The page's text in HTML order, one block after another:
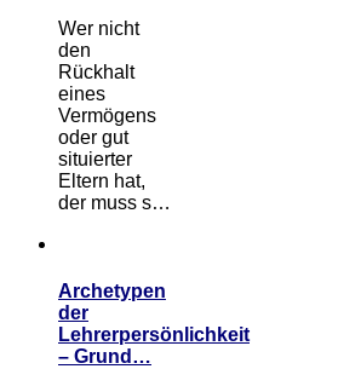
Wer nicht
den
Rückhalt
eines
Vermögens
oder gut
situierter
Eltern hat,
der muss s…
Archetypen
der
Lehrerpersönlichkeit
– Grund…